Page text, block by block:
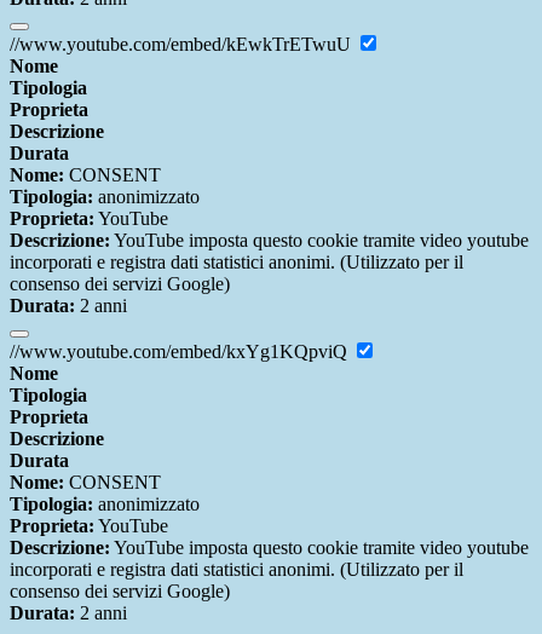
//www.youtube.com/embed/kEwkTrETwuU
Nome
Tipologia
Proprieta
Descrizione
Durata
Nome: CONSENT
Tipologia: anonimizzato
Proprieta: YouTube
Descrizione: YouTube imposta questo cookie tramite video youtube
incorporati e registra dati statistici anonimi. (Utilizzato per il
consenso dei servizi Google)
Durata: 2 anni
//www.youtube.com/embed/kxYg1KQpviQ
Nome
Tipologia
Proprieta
Descrizione
Durata
Nome: CONSENT
Tipologia: anonimizzato
Proprieta: YouTube
Descrizione: YouTube imposta questo cookie tramite video youtube
incorporati e registra dati statistici anonimi. (Utilizzato per il
consenso dei servizi Google)
Durata: 2 anni